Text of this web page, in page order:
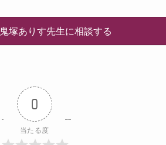
鬼塚ありす先生に相談する
0
当たる度